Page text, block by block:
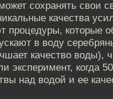
сохранять свои
качества
процедуры, которые
в воду
качество воды),
эксперимент, когда
над водой и ее